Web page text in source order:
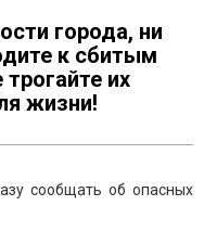
города, ни
к сбитым
их
жизни!
сообщать об опасных